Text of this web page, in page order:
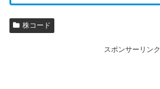
株コード
スポンサーリンク